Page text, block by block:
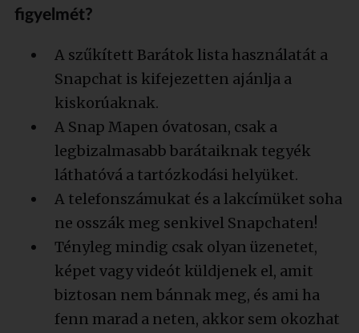
figyelmét?
A szűkített Barátok lista használatát a
Snapchat is kifejezetten ajánlja a
kiskorúaknak.
A Snap Mapen óvatosan, csak a
legbizalmasabb barátaiknak tegyék
láthatóvá a tartózkodási helyüket.
A telefonszámukat és a lakcímüket soha
ne osszák meg senkivel Snapchaten!
Tényleg mindig csak olyan üzenetet,
képet vagy videót küldjenek el, amit
biztosan nem bánnak meg, és ami ha
fenn marad a neten, akkor sem okozhat